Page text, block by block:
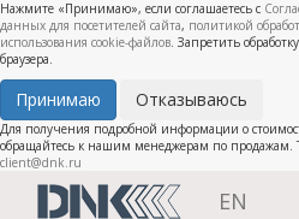
Нажмите «Принимаю», если соглашаетесь с
данных для посетителей сайта, политикой
использования cookie-файлов. Запретить
браузера.
Принимаю Отказываюсь
Для получения подробной информации о
обращайтесь к нашим менеджерам по продажам.
client@dnk.ru
EN